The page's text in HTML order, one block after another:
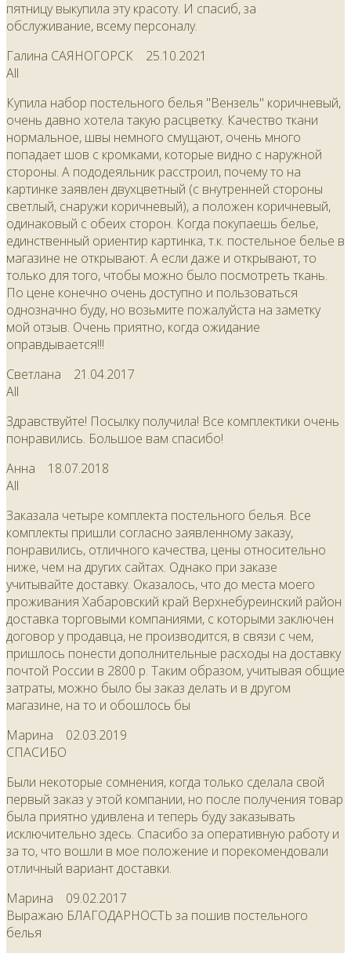
пятницу выкупила эту красоту. И спасиб, за
обслуживание, всему персоналу.
Галина САЯНОГОРСК 25.10.2021
All
Купила набор постельного белья "Вензель" коричневый,
очень давно хотела такую расцветку. Качество ткани
нормальное, швы немного смущают, очень много
попадает шов с кромками, которые видно с наружной
стороны. А пододеяльник расстроил, почему то на
картинке заявлен двухцветный (с внутренней стороны
светлый, снаружи коричневый), а положен коричневый,
одинаковый с обеих сторон. Когда покупаешь белье,
единственный ориентир картинка, т.к. постельное белье в
магазине не открывают. А если даже и открывают, то
только для того, чтобы можно было посмотреть ткань.
По цене конечно очень доступно и пользоваться
однозначно буду, но возьмите пожалуйста на заметку
мой отзыв. Очень приятно, когда ожидание
оправдывается!!!
Светлана 21.04.2017
All
Здравствуйте! Посылку получила! Все комплектики очень
понравились. Большое вам спасибо!
Анна 18.07.2018
All
Заказала четыре комплекта постельного белья. Все
комплекты пришли согласно заявленному заказу,
понравились, отличного качества, цены относительно
ниже, чем на других сайтах. Однако при заказе
учитывайте доставку. Оказалось, что до места моего
проживания Хабаровский край Верхнебуреинский район
доставка торговыми компаниями, с которыми заключен
договор у продавца, не производится, в связи с чем,
пришлось понести дополнительные расходы на доставку
почтой России в 2800 р. Таким образом, учитывая общие
затраты, можно было бы заказ делать и в другом
магазине, на то и обошлось бы
Марина 02.03.2019
СПАСИБО
Были некоторые сомнения, когда только сделала свой
первый заказ у этой компании, но после получения товар
была приятно удивлена и теперь буду заказывать
исключительно здесь. Спасибо за оперативную работу и
за то, что вошли в мое положение и порекомендовали
отличный вариант доставки.
Марина 09.02.2017
Выражаю БЛАГОДАРНОСТЬ за пошив постельного
белья